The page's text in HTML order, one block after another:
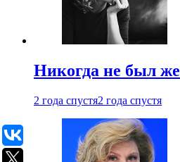
Никогда не был
2 года спустя2 года спустя